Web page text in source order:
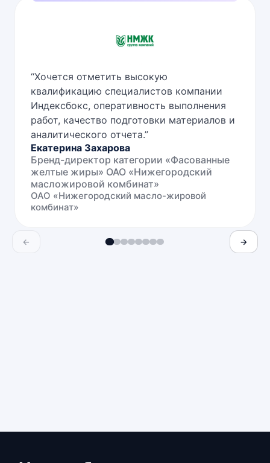
“Хочется отметить высокую
квалификацию специалистов компании
Индексбокс, оперативность выполнения
работ, качество подготовки материалов и
аналитического отчета.”
Екатерина Захарова
Бренд-директор категории «Фасованные
желтые жиры» ОАО «Нижегородский
масложировой комбинат»
ОАО «Нижегородский масло-жировой
комбинат»
← →